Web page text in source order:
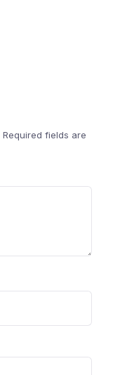
Required fields are